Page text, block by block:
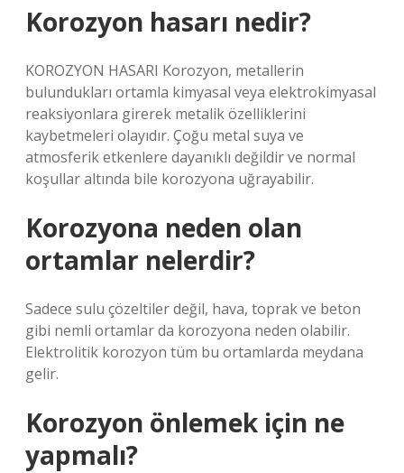
Korozyon hasarı nedir?
KOROZYON HASARI Korozyon, metallerin
bulundukları ortamla kimyasal veya elektrokimyasal
reaksiyonlara girerek metalik özelliklerini
kaybetmeleri olayıdır. Çoğu metal suya ve
atmosferik etkenlere dayanıklı değildir ve normal
koşullar altında bile korozyona uğrayabilir.
Korozyona neden olan
ortamlar nelerdir?
Sadece sulu çözeltiler değil, hava, toprak ve beton
gibi nemli ortamlar da korozyona neden olabilir.
Elektrolitik korozyon tüm bu ortamlarda meydana
gelir.
Korozyon önlemek için ne
yapmalı?